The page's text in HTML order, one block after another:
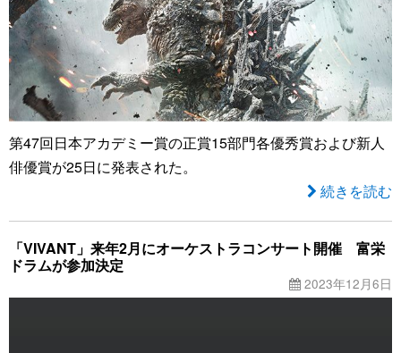
第47回日本アカデミー賞の正賞15部門各優秀賞および新人
俳優賞が25日に発表された。
続きを読む
「VIVANT」来年2月にオーケストラコンサート開催 富栄
ドラムが参加決定
2023年12月6日